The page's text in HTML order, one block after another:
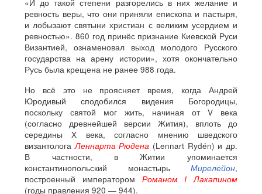
«И до такой степени разгорелись в них желание и
ревность веры, что они приняли епископа и пастыря,
и лобызают святыни христиан с великим усердием и
ревностью». 860 год принёс признание Киевской Руси
Византией, ознаменовал выход молодого Русского
государства на арену истории», хотя окончательно
Русь была крещена не ранее 988 года.
Но всё это не проясняет время, когда Андрей
Юродивый сподобился видения Богородицы,
поскольку святой мог жить, начиная от V века
(согласно древнейшей версии Жития), вплоть до
середины X века, согласно мнению шведского
византологаЛеннарта Рюдена (Lennart Rydén) и др.
В частности, в Житии упоминается
константинопольский монастырь Мирелейон,
построенный императором Романом I Лакапином
(годы правления 920 — 944).